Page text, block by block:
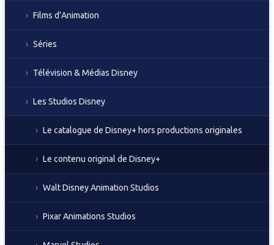
Films d’Animation
Séries
Télévision & Médias Disney
Les Studios Disney
Le catalogue de Disney+ hors productions originales
Le contenu original de Disney+
Walt Disney Animation Studios
Pixar Animations Studios